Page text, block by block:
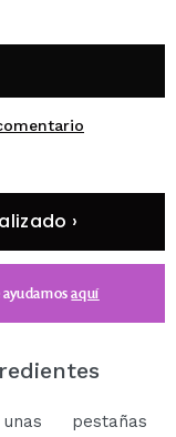
›
ayudamosaquí
pestañas